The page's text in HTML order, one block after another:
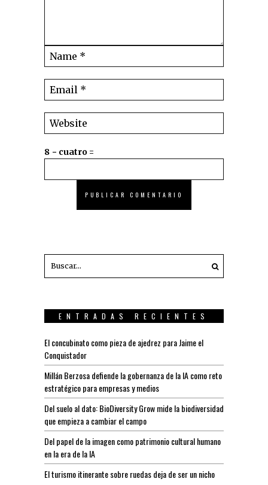
8 − cuatro =
ENTRADAS RECIENTES
El concubinato como pieza de ajedrez para Jaime el
Conquistador
Millán Berzosa defiende la gobernanza de la IA como reto
estratégico para empresas y medios
Del suelo al dato: BioDiversity Grow mide la biodiversidad
que empieza a cambiar el campo
Del papel de la imagen como patrimonio cultural humano
en la era de la IA
El turismo itinerante sobre ruedas deja de ser un nicho